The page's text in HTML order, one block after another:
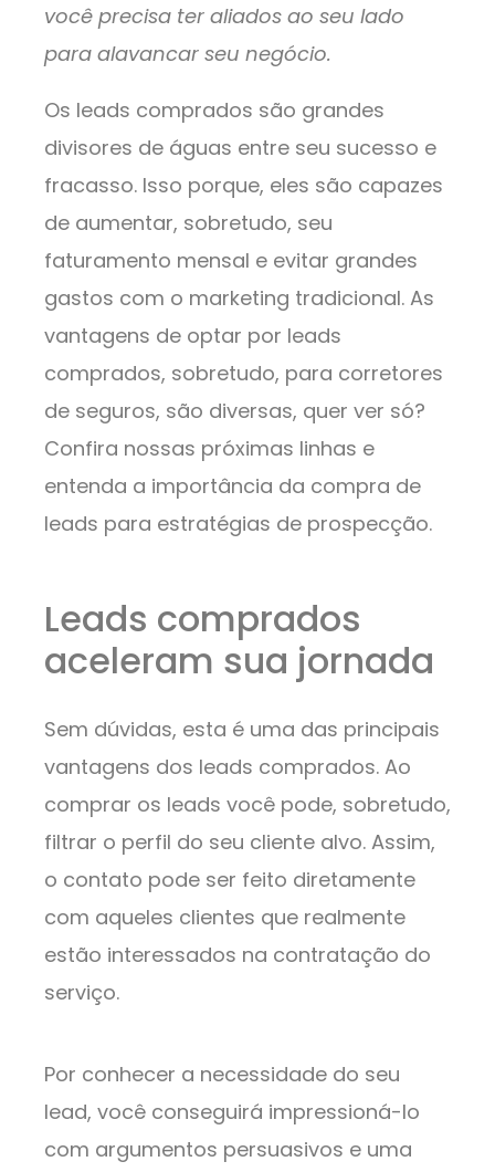
você precisa ter aliados ao seu lado
para alavancar seu negócio.
Os leads comprados são grandes
divisores de águas entre seu sucesso e
fracasso. Isso porque, eles são capazes
de aumentar, sobretudo, seu
faturamento mensal e evitar grandes
gastos com o marketing tradicional. As
vantagens de optar por leads
comprados, sobretudo, para corretores
de seguros, são diversas, quer ver só?
Confira nossas próximas linhas e
entenda a importância da compra de
leads para estratégias de prospecção.
Leads comprados
aceleram sua jornada
Sem dúvidas, esta é uma das principais
vantagens dos leads comprados. Ao
comprar os leads você pode, sobretudo,
filtrar o perfil do seu cliente alvo. Assim,
o contato pode ser feito diretamente
com aqueles clientes que realmente
estão interessados na contratação do
serviço.
Por conhecer a necessidade do seu
lead, você conseguirá impressioná-lo
com argumentos persuasivos e uma